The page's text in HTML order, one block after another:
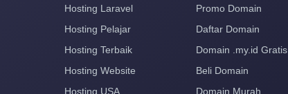
Hosting Laravel
Hosting Pelajar
Hosting Terbaik
Hosting Website
Hosting USA
Promo Domain
Daftar Domain
Domain .my.id Gratis
Beli Domain
Domain Murah